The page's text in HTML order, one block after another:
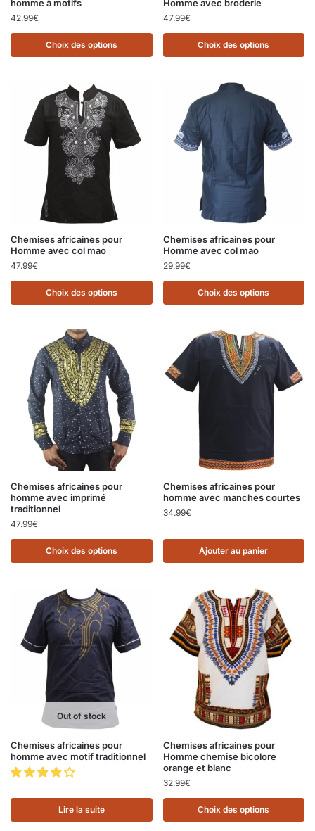
homme à motifs
42.99€
Choix des options
Homme avec broderie
47.99€
Choix des options
Chemises africaines pour
Homme avec col mao
47.99€
Choix des options
Chemises africaines pour
Homme avec col mao
29.99€
Choix des options
Chemises africaines pour
homme avec imprimé
traditionnel
47.99€
Choix des options
Chemises africaines pour
homme avec manches courtes
34.99€
Ajouter au panier
Out of stock
Chemises africaines pour
homme avec motif traditionnel
Lire la suite
Chemises africaines pour
Homme chemise bicolore
orange et blanc
32.99€
Choix des options